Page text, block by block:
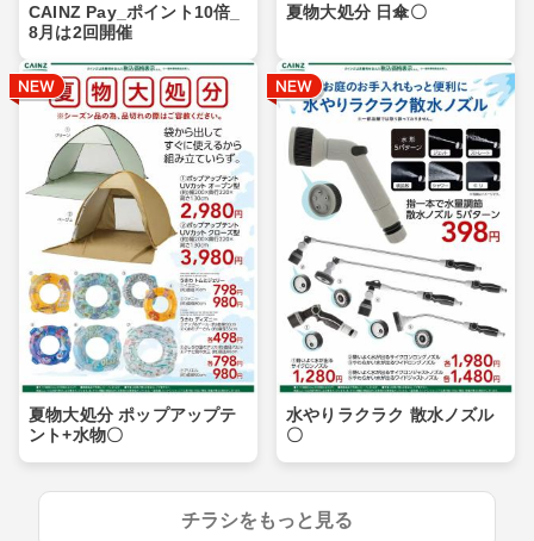
CAINZ Pay_ポイント10倍_
8月は2回開催
夏物大処分 日傘〇
夏物大処分 ポップアップテ
ント+水物〇
水やりラクラク 散水ノズル
〇
チラシをもっと見る